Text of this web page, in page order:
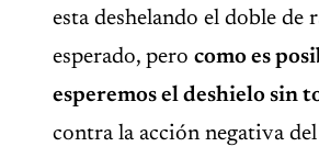
esta deshelando el doble de
esperado, pero como es
esperemos el deshielo sin
contra la acción negativa